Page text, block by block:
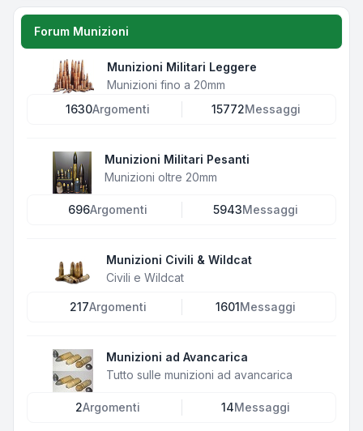
Forum Munizioni
Munizioni Militari Leggere
Munizioni fino a 20mm
1630Argomenti 15772Messaggi
Munizioni Militari Pesanti
Munizioni oltre 20mm
696Argomenti 5943Messaggi
Munizioni Civili & Wildcat
Civili e Wildcat
217Argomenti 1601 Messaggi
Munizioni ad Avancarica
Tutto sulle munizioni ad avancarica
2Argomenti 14Messaggi